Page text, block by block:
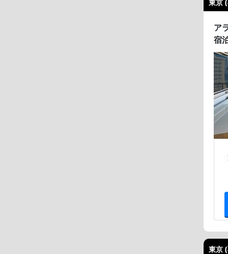
東京
ア
宿
東京